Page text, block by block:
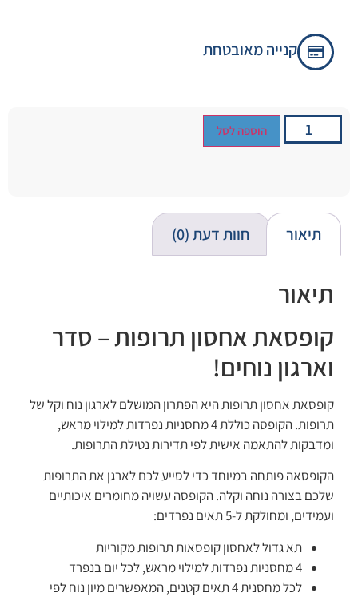
קנייה מאובטחת
הוספה לסל
תיאור חוות דעת (0)
תיאור
קופסאת אחסון תרופות – סדר
וארגון נוחים!
קופסאת אחסון תרופות היא הפתרון המושלם לארגון נוח וקל של
תרופות. הקופסה כוללת 4 מחסניות נפרדות למילוי מראש,
ומדבקות להתאמה אישית לפי תדירות נטילת התרופות.
הקופסאה פותחה במיוחד כדי לסייע לכם לארגן את התרופות
שלכם בצורה נוחה וקלה. הקופסה עשויה מחומרים איכותיים
ועמידים, ומחולקת ל-5 תאים נפרדים:
תא גדול לאחסון קופסאות תרופות מקוריות
4 מחסניות נפרדות למילוי מראש, לכל יום בנפרד
לכל מחסנית 4 תאים קטנים, המאפשרים מיון נוח לפי